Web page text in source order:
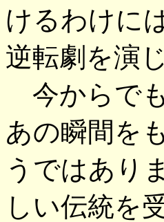
けるわけに
逆転劇を演
今からで
あの瞬間を
うではあり
しい伝統を